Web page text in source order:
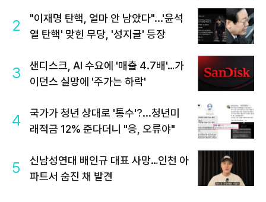
2
"이재명 탄핵, 얼마 안 남았다"...'윤석
열 탄핵' 맞힌 무당, '성지글' 등장
3
샌디스크, AI 수요에 '매출 4.7배'…가
이던스 실망에 '주가는 하락'
4
국가가 청년 상대로 '통수'?...청년미
래적금 12% 준다더니 "응, 오류야"
5
신남성연대 배인규 대표 사망…인천 아
파트서 숨진 채 발견